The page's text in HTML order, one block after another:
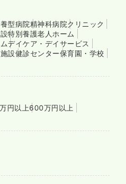
型病院精神科病院クリニック
特別養護老人ホーム
デイケア・デイサービス
設健診センター保育園・学校
円以上600万円以上